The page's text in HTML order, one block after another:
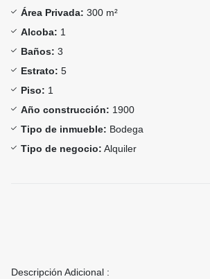
Área Privada: 300 m²
Alcoba: 1
Baños: 3
Estrato: 5
Piso: 1
Año construcción: 1900
Tipo de inmueble: Bodega
Tipo de negocio: Alquiler
Descripción Adicional :